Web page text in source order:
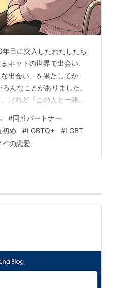
目に突入したわたしたち
ネットの世界で出会い、
出会い」を果たしてか
んなことがありました。
けれど「この人と一緒に
は、20年という節目を機
、振り返ってみたいと思
出会ったときの不思議な
💍告白のきっかけ 📞告白
#同性パートナー
初め #LGBTQ+ #LGBT
イの恋愛